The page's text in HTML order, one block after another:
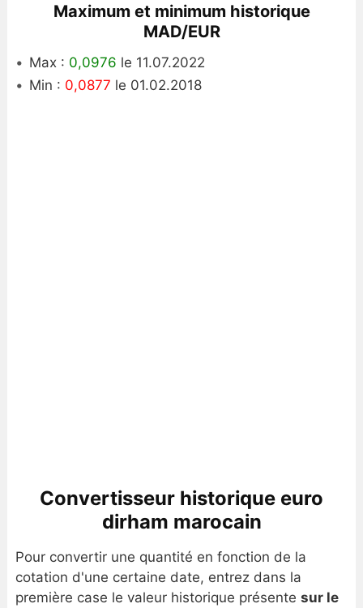
Maximum et minimum historique
MAD/EUR
Max : 0,0976 le 11.07.2022
Min : 0,0877 le 01.02.2018
Convertisseur historique euro
dirham marocain
Pour convertir une quantité en fonction de la
cotation d'une certaine date, entrez dans la
première case le valeur historique présente sur le